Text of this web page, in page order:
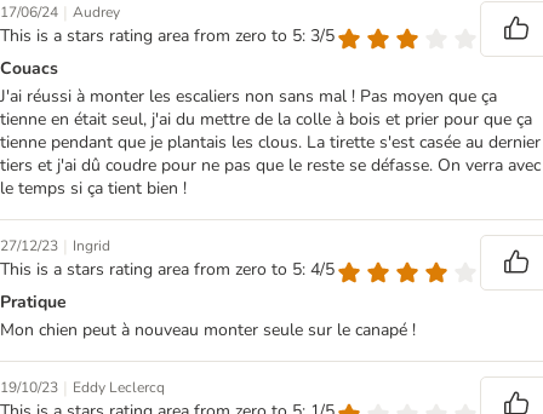
17/06/24 | Audrey
This is a stars rating area from zero to 5: 3/5
Couacs
J'ai réussi à monter les escaliers non sans mal ! Pas moyen que ça
tienne en était seul, j'ai du mettre de la colle à bois et prier pour que ça
tienne pendant que je plantais les clous. La tirette s'est casée au dernier
tiers et j'ai dû coudre pour ne pas que le reste se défasse. On verra avec
le temps si ça tient bien !
27/12/23 | Ingrid
This is a stars rating area from zero to 5: 4/5
Pratique
Mon chien peut à nouveau monter seule sur le canapé !
19/10/23 | Eddy Leclercq